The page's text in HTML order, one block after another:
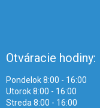
Otváracie hodiny:
Pondelok 8:00 - 16:00
Utorok 8:00 - 16:00
Streda 8:00 - 16:00